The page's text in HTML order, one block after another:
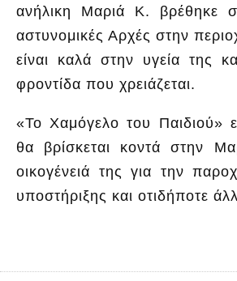
ανήλικη Μαριά Κ. βρέθηκε
αστυνομικές Αρχές στην
είναι καλά στην υγεία της
φροντίδα που χρειάζεται.
«To Χαμόγελο του Παιδιού»
θα βρίσκεται κοντά στην
οικογένειά της για την
υποστήριξης και οτιδήποτε